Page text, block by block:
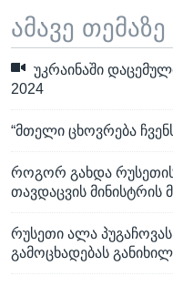
ამავე თემაზე
უკრაინაში
2024
“მთელი ცხოვრება
როგორ გახდა რუსეთის
თავდაცვის მინისტრის
რუსეთი ალა
გამოცხადებას